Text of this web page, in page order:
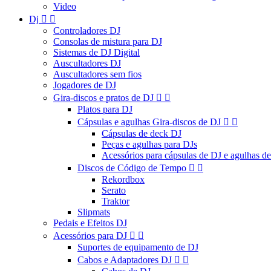
Video
Dj  
Controladores DJ
Consolas de mistura para DJ
Sistemas de DJ Digital
Auscultadores DJ
Auscultadores sem fios
Jogadores de DJ
Gira-discos e pratos de DJ  
Platos para DJ
Cápsulas e agulhas Gira-discos de DJ  
Cápsulas de deck DJ
Peças e agulhas para DJs
Acessórios para cápsulas de DJ e agulhas
Discos de Código de Tempo  
Rekordbox
Serato
Traktor
Slipmats
Pedais e Efeitos DJ
Acessórios para DJ  
Suportes de equipamento de DJ
Cabos e Adaptadores DJ  